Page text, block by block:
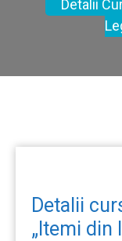
Detalii
Detalii
„Itemi din